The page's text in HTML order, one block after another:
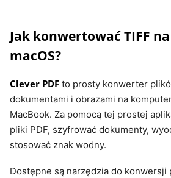
Jak konwertować TIFF na
macOS?
Clever PDF to prosty konwerter
dokumentami i obrazami na
MacBook. Za pomocą tej prostej
pliki PDF, szyfrować dokumenty,
stosować znak wodny.
Dostępne są narzędzia do konwersji